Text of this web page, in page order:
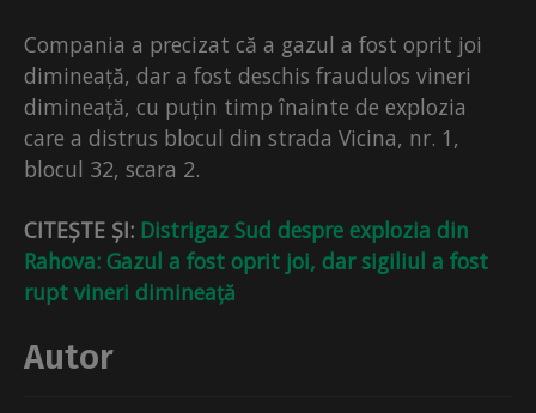
Compania a precizat că a gazul a fost oprit joi
dimineață, dar a fost deschis fraudulos vineri
dimineață, cu puțin timp înainte de explozia
care a distrus blocul din strada Vicina, nr. 1,
blocul 32, scara 2.
CITEȘTE ȘI: Distrigaz Sud despre explozia din
Rahova: Gazul a fost oprit joi, dar sigiliul a fost
rupt vineri dimineață
Autor